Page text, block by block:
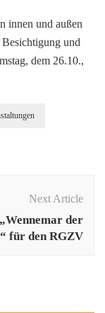
innen und außen
und
dem 26.10.,
Next Article
„Wennemar der
für den RGZV